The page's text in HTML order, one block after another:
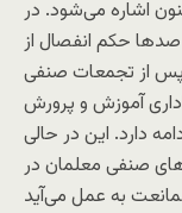
معلمان از خرداد ماه ۱۳۸۸ تاکنون اشاره می‌شود. در
صدها حکم انفصال از
پس از تجمعات صنفی
اداری آموزش و پرورش
دارد. این در حالی
صنفی معلمان در